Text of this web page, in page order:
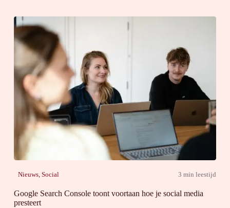
Nieuws, Social 3 min leestijd
Google Search Console toont voortaan hoe je social media
presteert